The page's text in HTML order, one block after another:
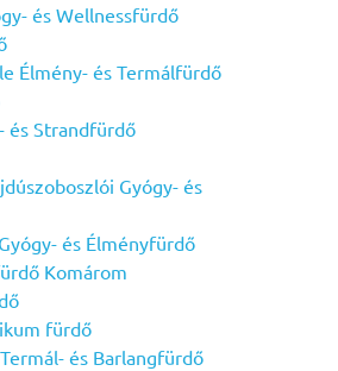
és Wellnessfürdő
Élmény- és Termálfürdő
és Strandfürdő
Gyógy- és
és Élményfürdő
Komárom
fürdő
és Barlangfürdő